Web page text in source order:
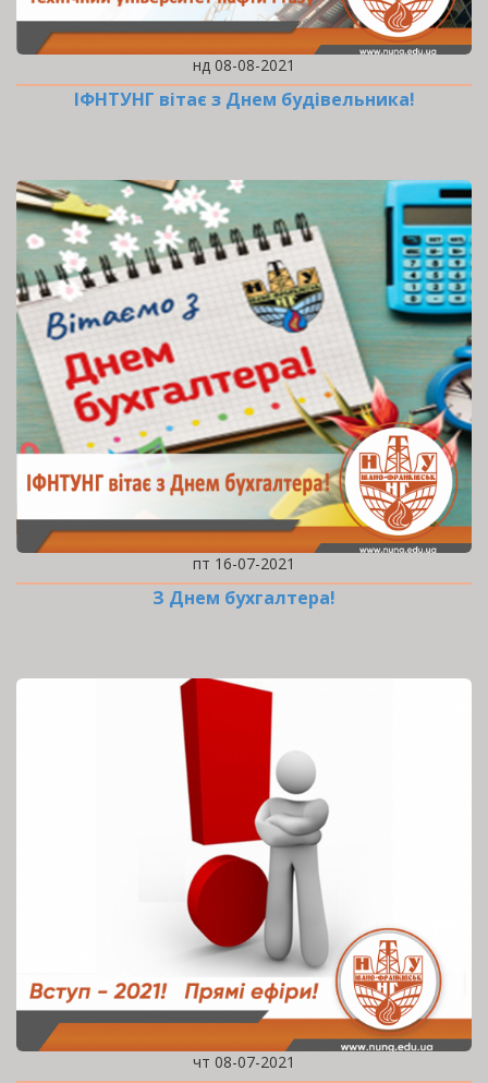
нд 08-08-2021
ІФНТУНГ вітає з Днем будівельника!
пт 16-07-2021
З Днем бухгалтера!
чт 08-07-2021